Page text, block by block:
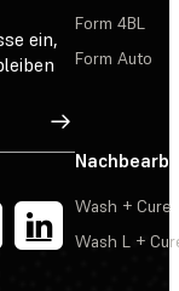
ein,
Registrieren
Form 4BL
Form Auto
Wash + Cure
Wash L +